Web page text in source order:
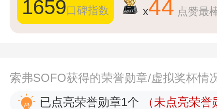
1659口碑指数 x44 点赞最
索弗SOFO获得的荣誉勋章/虚拟奖杯情
已点亮荣誉勋章1个
（未点亮荣